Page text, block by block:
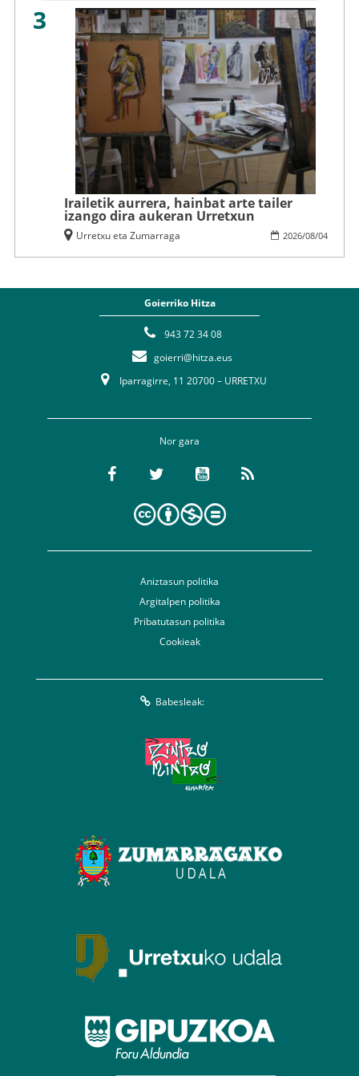
3
Irailetik aurrera, hainbat arte tailer
izango dira aukeran Urretxun
2026/08/04
Urretxu eta Zumarraga
Goierriko Hitza
943 72 34 08
goierri@hitza.eus
Iparragirre, 11 20700 – URRETXU
Nor gara
Aniztasun politika
Argitalpen politika
Pribatutasun politika
Cookieak
Babesleak: